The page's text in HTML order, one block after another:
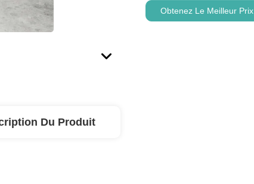
Obtenez Le Meilleur Prix
Du Produit